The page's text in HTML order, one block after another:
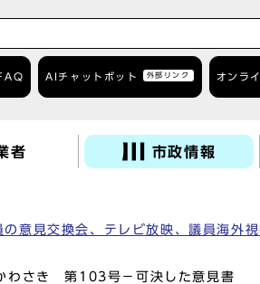
AIチャットボット 外部リンク オンラ
者 市政情報
意見交換会、テレビ放映、議員海外
わさき 第103号－可決した意見書